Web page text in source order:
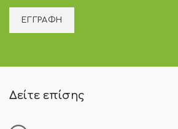
Δείτε επίσης